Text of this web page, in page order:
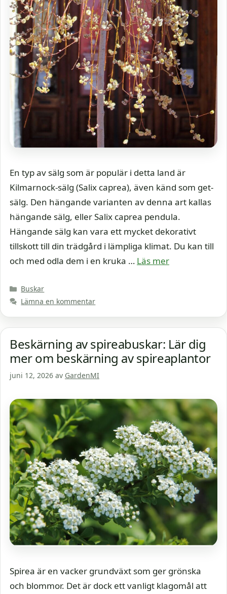
En typ av sälg som är populär i detta land är
Kilmarnock-sälg (Salix caprea), även känd som get-
sälg. Den hängande varianten av denna art kallas
hängande sälg, eller Salix caprea pendula.
Hängande sälg kan vara ett mycket dekorativt
tillskott till din trädgård i lämpliga klimat. Du kan till
och med odla dem i en kruka … Läs mer
Kategorier
Buskar
Lämna en kommentar
Beskärning av spireabuskar: Lär dig
mer om beskärning av spireaplantor
juni 12, 2026 av GardenMI
Spirea är en vacker grundväxt som ger grönska
och blommor. Det är dock ett vanligt klagomål att